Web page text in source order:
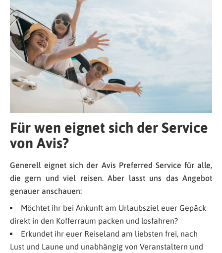
Für wen eignet sich der Service
von Avis?
Generell eignet sich der Avis Preferred Service für alle,
die gern und viel reisen. Aber lasst uns das Angebot
genauer anschauen:
Möchtet ihr bei Ankunft am Urlaubsziel euer Gepäck
direkt in den Kofferraum packen und losfahren?
Erkundet ihr euer Reiseland am liebsten frei, nach
Lust und Laune und unabhängig von Veranstaltern und